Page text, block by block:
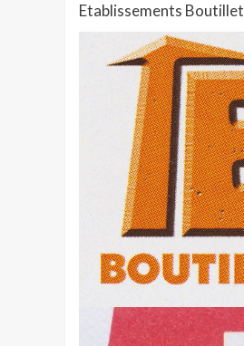
Etablissements Boutillet